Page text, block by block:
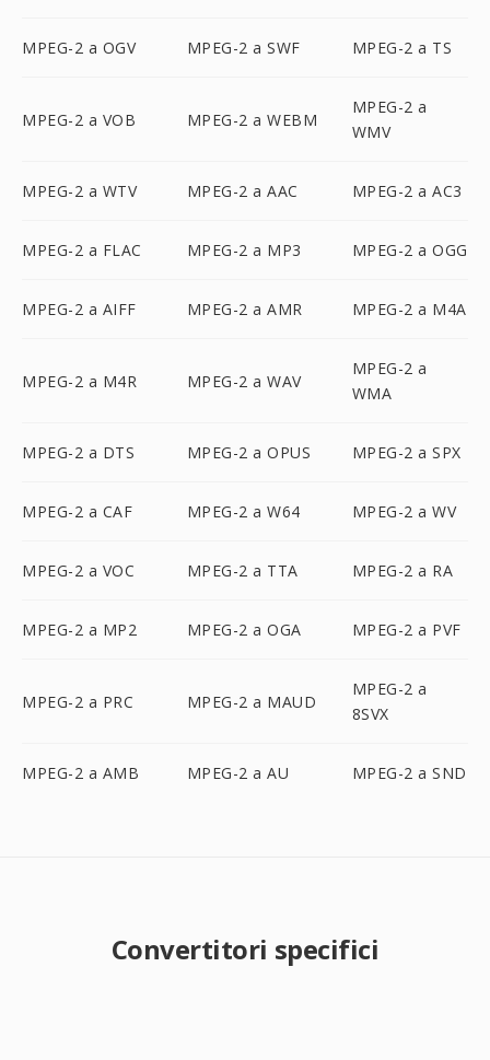
MPEG-2 a OGV MPEG-2 a SWF MPEG-2 a TS
MPEG-2 a VOB MPEG-2 a WEBM
MPEG-2 a
WMV
MPEG-2 a WTV MPEG-2 a AAC MPEG-2 a AC3
MPEG-2 a FLAC MPEG-2 a MP3 MPEG-2 a OGG
MPEG-2 a AIFF MPEG-2 a AMR MPEG-2 a M4A
MPEG-2 a M4R MPEG-2 a WAV
MPEG-2 a
WMA
MPEG-2 a DTS MPEG-2 a OPUS MPEG-2 a SPX
MPEG-2 a CAF MPEG-2 a W64 MPEG-2 a WV
MPEG-2 a VOC MPEG-2 a TTA MPEG-2 a RA
MPEG-2 a MP2 MPEG-2 a OGA MPEG-2 a PVF
MPEG-2 a PRC MPEG-2 a MAUD
MPEG-2 a
8SVX
MPEG-2 a AMB MPEG-2 a AU MPEG-2 a SND
Convertitori specifici